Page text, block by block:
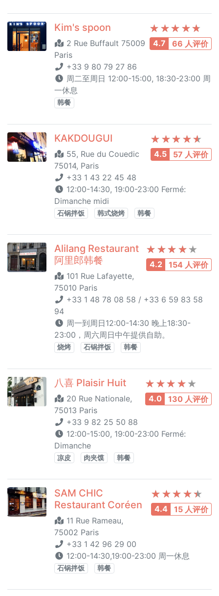
4.7 66 人评价
Kim's spoon
2 Rue Buffault 75009
Paris
+33 9 80 79 27 86
周二至周日 12:00-15:00, 18:30-23:00 周
一休息
韩餐
4.5 57 人评价
KAKDOUGUI
55, Rue du Couedic
75014, Paris
+33 1 43 22 45 48
12:00-14:30, 19:00-23:00 Fermé:
Dimanche midi
石锅拌饭 韩式烧烤 韩餐
4.2 154 人评价
Alilang Restaurant
阿里郎韩餐
101 Rue Lafayette,
75010 Paris
+33 1 48 78 08 58 / +33 6 59 83 58
94
周一到周日12:00-14:30 晚上18:30-
23:00，周六周日中午提供自助。
烧烤 石锅拌饭 韩餐
4.0 130 人评价
八喜 Plaisir Huit
20 Rue Nationale,
75013 Paris
+33 9 82 25 50 88
12:00-15:00, 19:00-23:00 Fermé:
Dimanche
凉皮 肉夹馍 韩餐
4.4 15 人评价
SAM CHIC
Restaurant Coréen
11 Rue Rameau,
75002 Paris
+33 1 42 96 29 00
12:00-14:30,19:00-23:00 周一休息
石锅拌饭 韩餐